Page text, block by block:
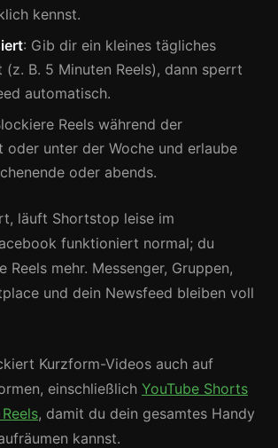
kennst.
: Gib dir ein kleines tägliches
(z. B. 5 Minuten Reels), dann sperrt
automatisch.
Reels während der
oder unter der Woche und erlaube
oder abends.
läuft Shortstop leise im
funktioniert normal; du
Reels mehr. Messenger, Gruppen,
und dein Newsfeed bleiben voll
Kurzform-Videos auch auf
einschließlich YouTube Shorts
, damit du dein gesamtes Handy
kannst.